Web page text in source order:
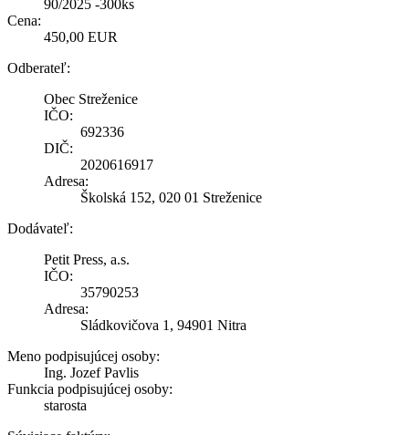
90/2025 -300ks
Cena:
450,00 EUR
Odberateľ:
Obec Streženice
IČO:
692336
DIČ:
2020616917
Adresa:
Školská 152, 020 01 Streženice
Dodávateľ:
Petit Press, a.s.
IČO:
35790253
Adresa:
Sládkovičova 1, 94901 Nitra
Meno podpisujúcej osoby:
Ing. Jozef Pavlis
Funkcia podpisujúcej osoby:
starosta